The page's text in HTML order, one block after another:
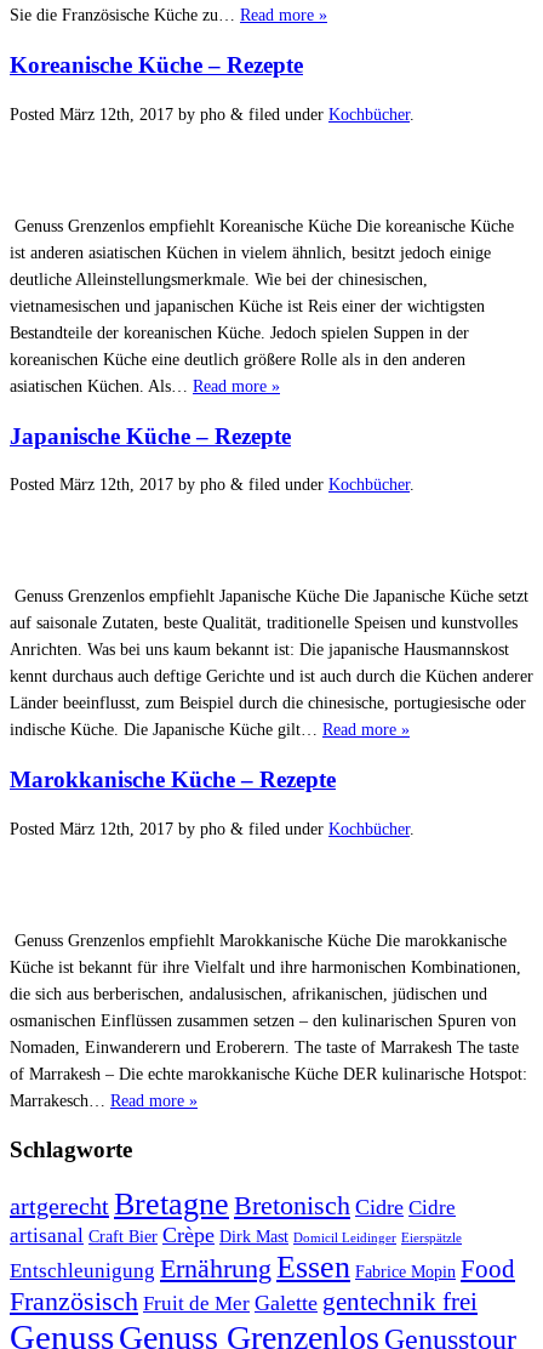
Sie die Französische Küche zu… Read more »
Koreanische Küche – Rezepte
Posted März 12th, 2017 by pho & filed under Kochbücher.
Genuss Grenzenlos empfiehlt Koreanische Küche Die koreanische Küche
ist anderen asiatischen Küchen in vielem ähnlich, besitzt jedoch einige
deutliche Alleinstellungsmerkmale. Wie bei der chinesischen,
vietnamesischen und japanischen Küche ist Reis einer der wichtigsten
Bestandteile der koreanischen Küche. Jedoch spielen Suppen in der
koreanischen Küche eine deutlich größere Rolle als in den anderen
asiatischen Küchen. Als… Read more »
Japanische Küche – Rezepte
Posted März 12th, 2017 by pho & filed under Kochbücher.
Genuss Grenzenlos empfiehlt Japanische Küche Die Japanische Küche setzt
auf saisonale Zutaten, beste Qualität, traditionelle Speisen und kunstvolles
Anrichten. Was bei uns kaum bekannt ist: Die japanische Hausmannskost
kennt durchaus auch deftige Gerichte und ist auch durch die Küchen anderer
Länder beeinflusst, zum Beispiel durch die chinesische, portugiesische oder
indische Küche. Die Japanische Küche gilt… Read more »
Marokkanische Küche – Rezepte
Posted März 12th, 2017 by pho & filed under Kochbücher.
Genuss Grenzenlos empfiehlt Marokkanische Küche Die marokkanische
Küche ist bekannt für ihre Vielfalt und ihre harmonischen Kombinationen,
die sich aus berberischen, andalusischen, afrikanischen, jüdischen und
osmanischen Einflüssen zusammen setzen – den kulinarischen Spuren von
Nomaden, Einwanderern und Eroberern. The taste of Marrakesh The taste
of Marrakesh – Die echte marokkanische Küche DER kulinarische Hotspot:
Marrakesch… Read more »
Schlagworte
artgerechtBretagne Bretonisch Cidre Cidre
artisanal Craft Bier Crèpe Dirk Mast Domicil Leidinger Eierspätzle
Entschleunigung Ernährung Essen Fabrice Mopin Food
Französisch Fruit de Mer Galette gentechnik frei
GenussGenuss Grenzenlos Genusstour